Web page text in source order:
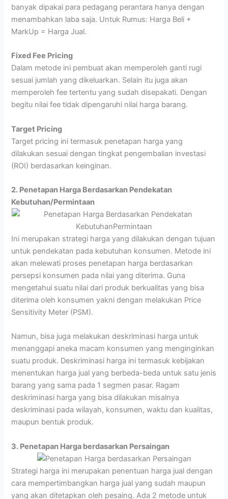
banyak dipakai para pedagang perantara hanya dengan
menambahkan laba saja. Untuk Rumus: Harga Beli +
MarkUp = Harga Jual.
Fixed Fee Pricing
Dalam metode ini pembuat akan memperoleh ganti rugi
sesuai jumlah yang dikeluarkan. Selain itu juga akan
memperoleh fee tertentu yang sudah disepakati. Dengan
begitu nilai fee tidak dipengaruhi nilai harga barang.
Target Pricing
Target pricing ini termasuk penetapan harga yang
dilakukan sesuai dengan tingkat pengembalian investasi
(ROI) berdasarkan keinginan.
2. Penetapan Harga Berdasarkan Pendekatan
Kebutuhan/Permintaan
Ini merupakan strategi harga yang dilakukan dengan tujuan
untuk pendekatan pada kebutuhan konsumen. Metode ini
akan melewati proses penetapan harga berdasarkan
persepsi konsumen pada nilai yang diterima. Guna
mengetahui suatu nilai dari produk berkualitas yang bisa
diterima oleh konsumen yakni dengan melakukan Price
Sensitivity Meter (PSM).
Namun, bisa juga melakukan deskriminasi harga untuk
menanggapi aneka macam konsumen yang menginginkan
suatu produk. Deskriminasi harga ini termasuk kebijakan
menentukan harga jual yang berbeda-beda untuk satu jenis
barang yang sama pada 1 segmen pasar. Ragam
deskriminasi harga yang bisa dilakukan misalnya
deskriminasi pada wilayah, konsumen, waktu dan kualitas,
maupun bentuk produk.
3. Penetapan Harga berdasarkan Persaingan
Strategi harga ini merupakan penentuan harga jual dengan
cara mempertimbangkan harga jual yang sudah maupun
yang akan ditetapkan oleh pesaing. Ada 2 metode untuk